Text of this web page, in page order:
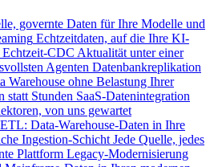
governte Daten für Ihre Modelle und
Echtzeitdaten, auf die Ihre KI-
Echtzeit-CDC Aktualität unter einer
Agenten Datenbankreplikation
ohne Belastung Ihrer
statt Stunden SaaS-Datenintegration
von uns gewartet
Data-Warehouse-Daten in Ihre
Ingestion-Schicht Jede Quelle, jedes
Plattform Legacy-Modernisierung